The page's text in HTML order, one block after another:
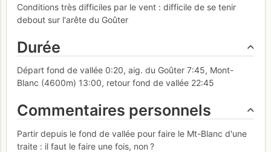
Conditions très difficiles par le vent : difficile de se tenir
debout sur l'arête du Goûter
Durée
Départ fond de vallée 0:20, aig. du Goûter 7:45, Mont-
Blanc (4600m) 13:00, retour fond de vallée 22:45
Commentaires personnels
Partir depuis le fond de vallée pour faire le Mt-Blanc d'une
traite : il faut le faire une fois, non ?